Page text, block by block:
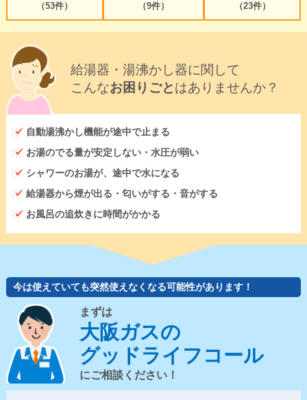
（53件）
（9件）
（23件）
給湯器・湯沸かし器に関して
こんなお困りごとはありませんか？
自動湯沸かし機能が途中で止まる
お湯のでる量が安定しない・水圧が弱い
シャワーのお湯が、途中で水になる
給湯器から煙が出る・匂いがする・音がする
お風呂の追炊きに時間がかかる
今は使えていても突然使えなくなる可能性があります！
まずは
大阪ガスの
グッドライフコール
にご相談ください！